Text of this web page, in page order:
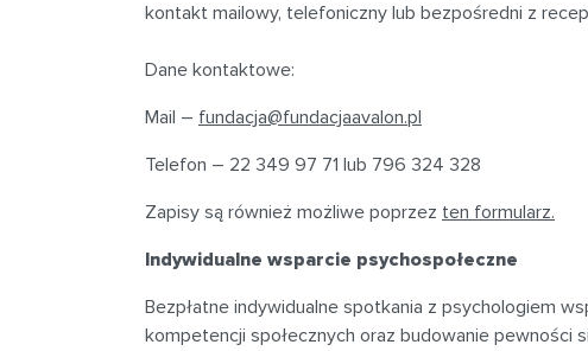
kontakt mailowy, telefoniczny lub bezpośredni z
Dane kontaktowe:
Mail – fundacja@fundacjaavalon.pl
Telefon – 22 349 97 71 lub 796 324 328
Zapisy są również możliwe poprzez ten formularz.
Indywidualne wsparcie psychospołeczne
Bezpłatne indywidualne spotkania z psychologiem
kompetencji społecznych oraz budowanie pewności